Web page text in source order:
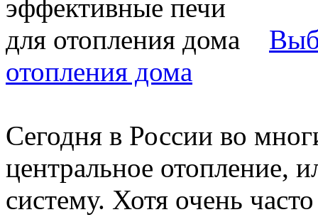
отопления дома
Сегодня в России во
центральное отопление,
систему. Хотя очень